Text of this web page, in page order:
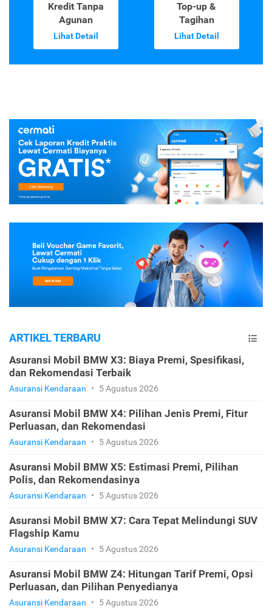
Kredit Tanpa
Agunan
Lihat Detail
Top-up &
Tagihan
Lihat Detail
ARTIKEL TERBARU
Asuransi Mobil BMW X3: Biaya Premi, Spesifikasi,
dan Rekomendasi Terbaik
Asuransi Kendaraan • 5 Agustus 2026
Asuransi Mobil BMW X4: Pilihan Jenis Premi, Fitur
Perluasan, dan Rekomendasi
Asuransi Kendaraan • 5 Agustus 2026
Asuransi Mobil BMW X5: Estimasi Premi, Pilihan
Polis, dan Rekomendasinya
Asuransi Kendaraan • 5 Agustus 2026
Asuransi Mobil BMW X7: Cara Tepat Melindungi SUV
Flagship Kamu
Asuransi Kendaraan • 5 Agustus 2026
Asuransi Mobil BMW Z4: Hitungan Tarif Premi, Opsi
Perluasan, dan Pilihan Penyedianya
Asuransi Kendaraan • 5 Agustus 2026